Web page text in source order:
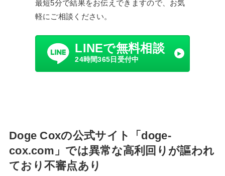
最短5分で結果をお伝えできますので、お気
軽にご相談ください。
LINEで無料相談
24時間365日受付中
Doge Coxの公式サイト「doge-
cox.com」では異常な高利回りが謳われ
ており不審点あり